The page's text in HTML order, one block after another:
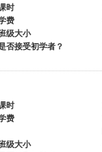
时
费
级大小
否接受初学者？
时
费
级大小